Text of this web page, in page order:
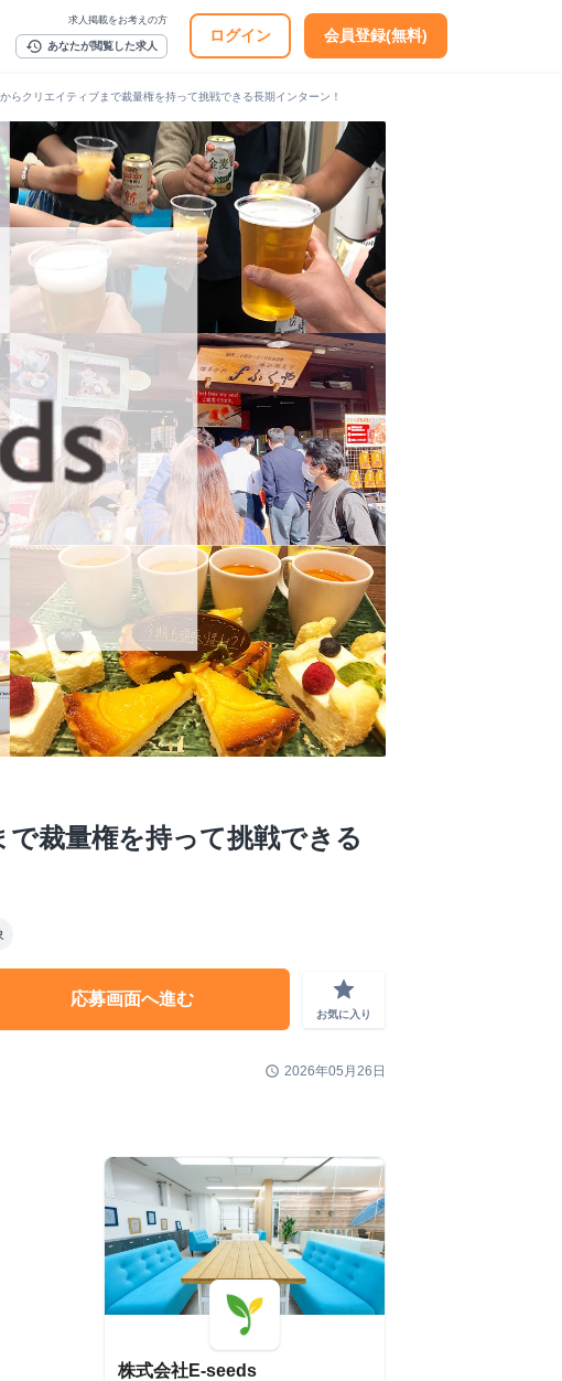
求人掲載をお考えの方
history あなたが閲覧した求人
ログイン 会員登録(無料)
らクリエイティブまで裁量権を持って挑戦できる長期インターン！
で裁量権を持って挑戦できる
応募画面へ進む grade
お気に入り
schedule 2026年05月26日
株式会社E-seeds